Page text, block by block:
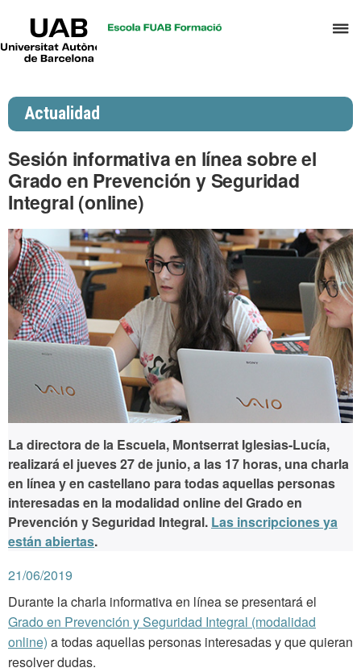
Universitat
Actualidad
Sesión informativa en línea sobre el
Grado en Prevención y Seguridad
Integral (online)
La directora de la Escuela, Montserrat Iglesias-Lucía,
realizará el jueves 27 de junio, a las 17 horas, una charla
en línea y en castellano para todas aquellas personas
interesadas en la modalidad online del Grado en
Prevención y Seguridad Integral. Las inscripciones ya
están abiertas.
21/06/2019
Durante la charla informativa en línea se presentará el
Grado en Prevención y Seguridad Integral (modalidad
online) a todas aquellas personas interesadas y que quieran
resolver dudas.